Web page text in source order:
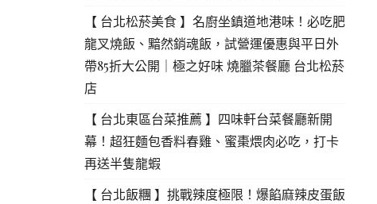
【 台北松菸美食 】名廚坐鎮道地港味！必吃肥
龍叉燒飯、黯然銷魂飯，試營運優惠與平日外
帶85折大公開｜極之好味 燒臘茶餐廳 台北松菸
店
【 台北東區台菜推薦 】四味軒台菜餐廳新開
幕！超狂麵包香料春雞、蜜棗煨肉必吃，打卡
再送半隻龍蝦
【 台北飯糰 】挑戰辣度極限！爆餡麻辣皮蛋飯